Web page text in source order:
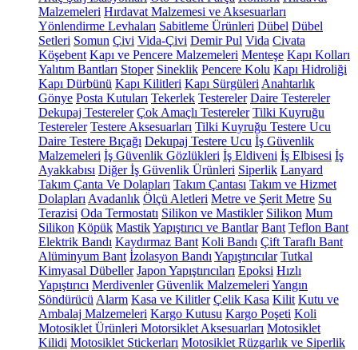
Malzemeleri Hırdavat Malzemesi ve Aksesuarları
Yönlendirme Levhaları Sabitleme Ürünleri Dübel Dübel
Setleri Somun Çivi Vida-Çivi Demir Pul Vida Civata
Köşebent Kapı ve Pencere Malzemeleri Menteşe Kapı Kolları
Yalıtım Bantları Stoper Sineklik Pencere Kolu Kapı Hidroliği
Kapı Dürbünü Kapı Kilitleri Kapı Sürgüleri Anahtarlık
Gönye Posta Kutuları Tekerlek Testereler Daire Testereler
Dekupaj Testereler Çok Amaçlı Testereler Tilki Kuyruğu
Testereler Testere Aksesuarları Tilki Kuyruğu Testere Ucu
Daire Testere Bıçağı Dekupaj Testere Ucu İş Güvenlik
Malzemeleri İş Güvenlik Gözlükleri İş Eldiveni İş Elbisesi İş
Ayakkabısı Diğer İş Güvenlik Ürünleri Siperlik Lanyard
Takım Çanta Ve Dolapları Takım Çantası Takım ve Hizmet
Dolapları Avadanlık Ölçü Aletleri Metre ve Şerit Metre Su
Terazisi Oda Termostatı Silikon ve Mastikler Silikon Mum
Silikon Köpük MastikYapıştırıcı ve Bantlar Bant Teflon Bant
Elektrik Bandı Kaydırmaz Bant Koli Bandı Çift Taraflı Bant
Alüminyum Bant İzolasyon Bandı Yapıştırıcılar Tutkal
Kimyasal Dübeller Japon Yapıştırıcıları Epoksi Hızlı
Yapıştırıcı Merdivenler Güvenlik Malzemeleri Yangın
Söndürücü Alarm Kasa ve Kilitler Çelik Kasa Kilit Kutu ve
Ambalaj Malzemeleri Kargo Kutusu Kargo Poşeti Koli
Motosiklet Ürünleri Motorsiklet Aksesuarları Motosiklet
Kilidi Motosiklet Stickerları Motosiklet Rüzgarlık ve Siperlik